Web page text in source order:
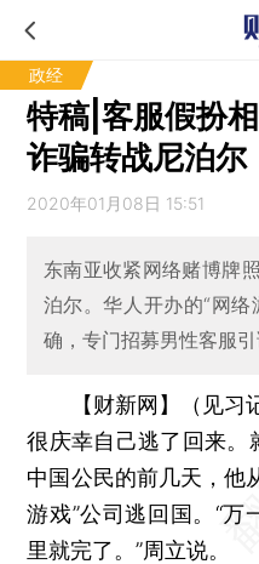
政经
特稿|客服假扮
诈骗转战尼泊尔
2020年01月08日 15:51
东南亚收紧网络赌博牌
泊尔。华人开办的“网
确，专门招募男性客服
【财新网】（见习
很庆幸自己逃了回来。
中国公民的前几天，他
游戏”公司逃回国。“
里就完了。”周立说。